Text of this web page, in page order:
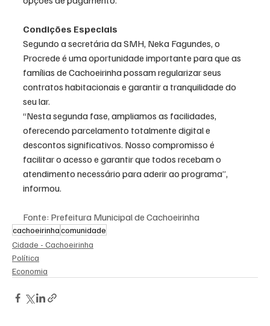
Condições Especiais
Segundo a secretária da SMH, Neka Fagundes, o
Procrede é uma oportunidade importante para que as
famílias de Cachoeirinha possam regularizar seus
contratos habitacionais e garantir a tranquilidade do
seu lar.
“Nesta segunda fase, ampliamos as facilidades,
oferecendo parcelamento totalmente digital e
descontos significativos. Nosso compromisso é
facilitar o acesso e garantir que todos recebam o
atendimento necessário para aderir ao programa”,
informou.
Fonte: Prefeitura Municipal de Cachoeirinha
cachoeirinhacomunidade
Cidade - Cachoeirinha
Política
Economia